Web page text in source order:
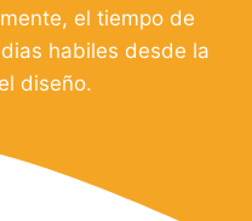
el tiempo de
habiles desde la
diseño.